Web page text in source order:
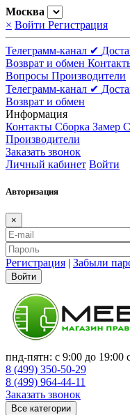
Москва
× Войти Регистрация
Телеграмм-канал ✔
Возврат и обмен
Вопросы Производители
Телеграмм-канал ✔
Возврат и обмен
Информация
Контакты Сборка Замер
Производители
Заказать звонок
Личный кабинет Войти
Авторизация
×
Регистрация | Забыли
Войти
пнд-пятн: с 9:00 до 19:00
8 (499) 350-50-29
8 (499) 964-44-11
Заказать звонок
Все категории